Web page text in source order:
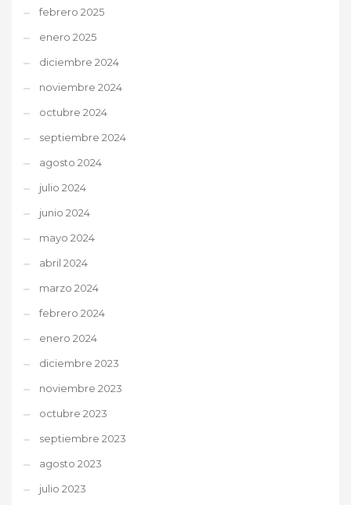
febrero 2025
enero 2025
diciembre 2024
noviembre 2024
octubre 2024
septiembre 2024
agosto 2024
julio 2024
junio 2024
mayo 2024
abril 2024
marzo 2024
febrero 2024
enero 2024
diciembre 2023
noviembre 2023
octubre 2023
septiembre 2023
agosto 2023
julio 2023